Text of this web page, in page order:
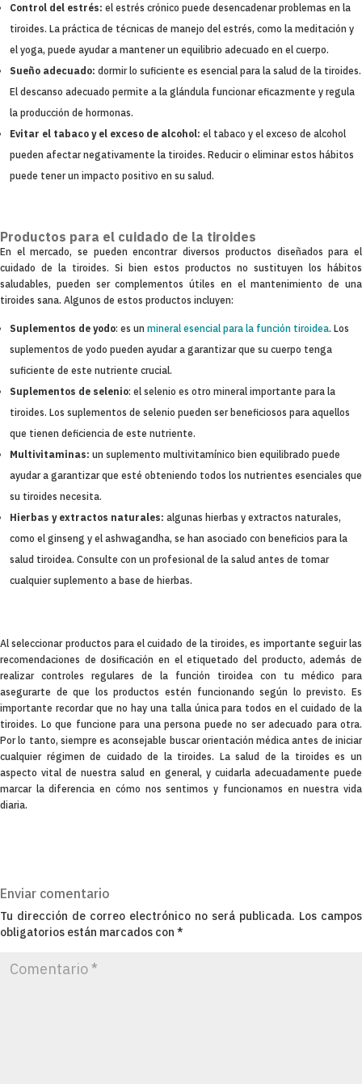
Control del estrés: el estrés crónico puede desencadenar problemas en la
tiroides. La práctica de técnicas de manejo del estrés, como la meditación y
el yoga, puede ayudar a mantener un equilibrio adecuado en el cuerpo.
Sueño adecuado: dormir lo suficiente es esencial para la salud de la tiroides.
El descanso adecuado permite a la glándula funcionar eficazmente y regula
la producción de hormonas.
Evitar el tabaco y el exceso de alcohol: el tabaco y el exceso de alcohol
pueden afectar negativamente la tiroides. Reducir o eliminar estos hábitos
puede tener un impacto positivo en su salud.
Productos para el cuidado de la tiroides
En el mercado, se pueden encontrar diversos productos diseñados para el
cuidado de la tiroides. Si bien estos productos no sustituyen los hábitos
saludables, pueden ser complementos útiles en el mantenimiento de una
tiroides sana. Algunos de estos productos incluyen:
Suplementos de yodo: es un mineral esencial para la función tiroidea. Los
suplementos de yodo pueden ayudar a garantizar que su cuerpo tenga
suficiente de este nutriente crucial.
Suplementos de selenio: el selenio es otro mineral importante para la
tiroides. Los suplementos de selenio pueden ser beneficiosos para aquellos
que tienen deficiencia de este nutriente.
Multivitaminas: un suplemento multivitamínico bien equilibrado puede
ayudar a garantizar que esté obteniendo todos los nutrientes esenciales que
su tiroides necesita.
Hierbas y extractos naturales: algunas hierbas y extractos naturales,
como el ginseng y el ashwagandha, se han asociado con beneficios para la
salud tiroidea. Consulte con un profesional de la salud antes de tomar
cualquier suplemento a base de hierbas.
Al seleccionar productos para el cuidado de la tiroides, es importante seguir las
recomendaciones de dosificación en el etiquetado del producto, además de
realizar controles regulares de la función tiroidea con tu médico para
asegurarte de que los productos estén funcionando según lo previsto. Es
importante recordar que no hay una talla única para todos en el cuidado de la
tiroides. Lo que funcione para una persona puede no ser adecuado para otra.
Por lo tanto, siempre es aconsejable buscar orientación médica antes de iniciar
cualquier régimen de cuidado de la tiroides. La salud de la tiroides es un
aspecto vital de nuestra salud en general, y cuidarla adecuadamente puede
marcar la diferencia en cómo nos sentimos y funcionamos en nuestra vida
diaria.
Enviar comentario
Tu dirección de correo electrónico no será publicada. Los campos
obligatorios están marcados con*